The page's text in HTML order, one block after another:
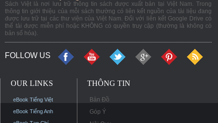
Sách Việt là nơi lưu trữ thông tin sách được xuất bản tại Việt Nam. Trong
thông tin giới thiệu của mỗi sách thường có liên kết nguồn của tài liệu đang
được lưu trữ tại các thư viện của Việt Nam. Đối với liên kết Google Drive có
thể tải được miễn phí hoặc KHÔNG có quyền truy cập (thường là không có
bản số hóa).
FOLLOW US
OUR LINKS
eBook Tiếng Việt
eBook Tiếng Anh
THÔNG TIN
Bản Đồ
Góp Ý